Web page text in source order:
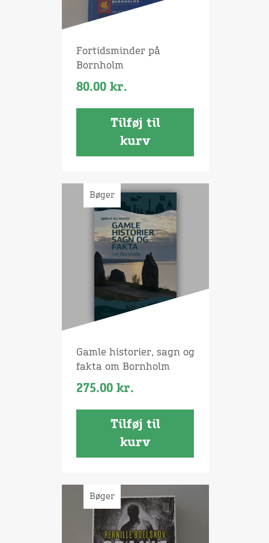
Fortidsminder på
Bornholm
80.00 kr.
Tilføj til
kurv
Bøger
Gamle historier, sagn og
fakta om Bornholm
275.00 kr.
Tilføj til
kurv
Bøger